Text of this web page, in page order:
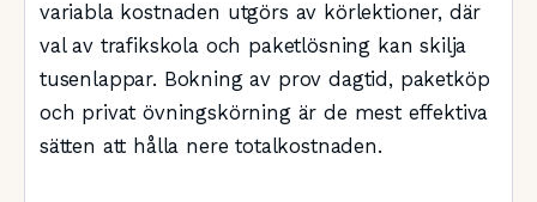
variabla kostnaden utgörs av körlektioner, där
val av trafikskola och paketlösning kan skilja
tusenlappar. Bokning av prov dagtid, paketköp
och privat övningskörning är de mest effektiva
sätten att hålla nere totalkostnaden.